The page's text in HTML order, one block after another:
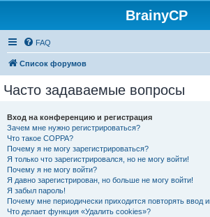
BrainyCP
FAQ
Список форумов
Часто задаваемые вопросы
Вход на конференцию и регистрация
Зачем мне нужно регистрироваться?
Что такое COPPA?
Почему я не могу зарегистрироваться?
Я только что зарегистрировался, но не могу войти!
Почему я не могу войти?
Я давно зарегистрирован, но больше не могу войти!
Я забыл пароль!
Почему мне периодически приходится повторять ввод
Что делает функция «Удалить cookies»?